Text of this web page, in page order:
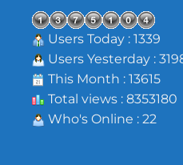
Users Today : 1339
Users Yesterday :
This Month : 13615
Total views : 8353180
Who's Online : 22